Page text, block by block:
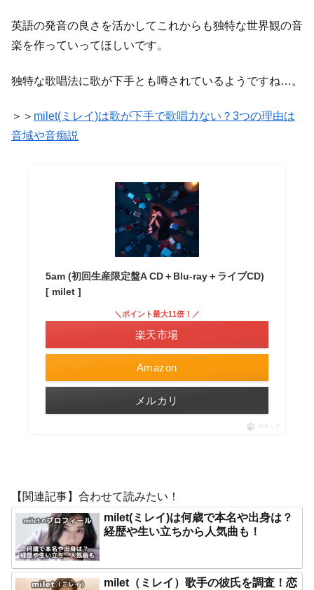
英語の発音の良さを活かしてこれからも独特な世界観の音
楽を作っていってほしいです。
独特な歌唱法に歌が下手とも噂されているようですね…。
＞＞ milet(ミレイ)は歌が下手で歌唱力ない？3つの理由は
音域や音痴説
5am (初回生産限定盤A CD＋Blu-ray＋ライブCD)
[ milet ]
Amazon
＼ポイント最大11倍！／
楽天市場
メルカリ
ポチップ
【関連記事】合わせて読みたい！
milet(ミレイ)は何歳で本名や出身は？
経歴や生い立ちから人気曲も！
milet（ミレイ）歌手の彼氏を調査！恋